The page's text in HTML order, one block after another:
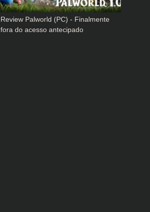
Review Palworld (PC) - Finalmente
fora do acesso antecipado